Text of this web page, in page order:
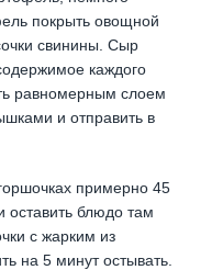
покрыть овощной
свинины. Сыр
каждого
равномерным слоем
и отправить в
примерно 45
оставить блюдо там
с жарким из
на 5 минут остывать.